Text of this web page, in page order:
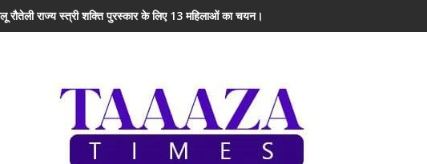
रौतेली राज्य स्त्री शक्ति पुरस्कार के लिए 13 महिलाओं का चयन।